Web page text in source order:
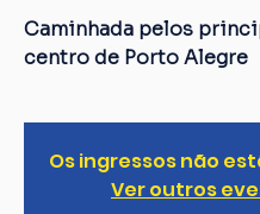
Caminhada pelos
centro de Porto Alegre
Os ingressos não
Ver outros